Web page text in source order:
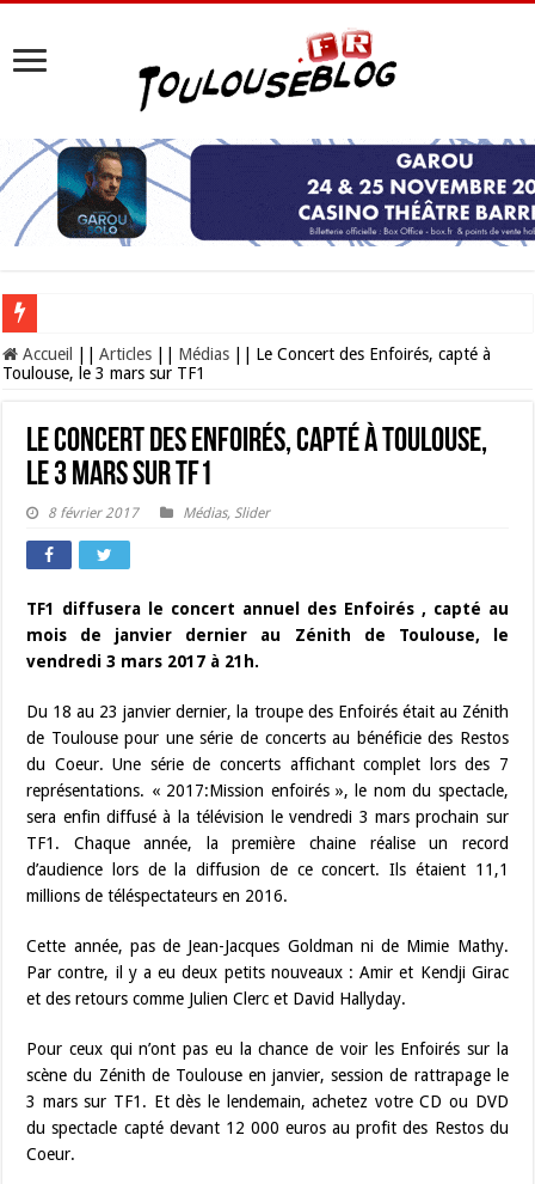
Les Nocturnes de la Cité de l’espace 2026 : l’événement incontournable de
Accueil Articles Médias
Le Concert des Enfoirés, capté à
Toulouse, le 3 mars sur TF1
Le Concert des Enfoirés, capté à Toulouse,
le 3 mars sur TF1
8 février 2017 Médias, Slider
TF1 diffusera le concert annuel des Enfoirés , capté au
mois de janvier dernier au Zénith de Toulouse, le
vendredi 3 mars 2017 à 21h.
Du 18 au 23 janvier dernier, la troupe des Enfoirés était au Zénith
de Toulouse pour une série de concerts au bénéficie des Restos
du Coeur. Une série de concerts affichant complet lors des 7
représentations. « 2017:Mission enfoirés », le nom du spectacle,
sera enfin diffusé à la télévision le vendredi 3 mars prochain sur
TF1. Chaque année, la première chaine réalise un record
d’audience lors de la diffusion de ce concert. Ils étaient 11,1
millions de téléspectateurs en 2016.
Cette année, pas de Jean-Jacques Goldman ni de Mimie Mathy.
Par contre, il y a eu deux petits nouveaux : Amir et Kendji Girac
et des retours comme Julien Clerc et David Hallyday.
Pour ceux qui n’ont pas eu la chance de voir les Enfoirés sur la
scène du Zénith de Toulouse en janvier, session de rattrapage le
3 mars sur TF1. Et dès le lendemain, achetez votre CD ou DVD
du spectacle capté devant 12 000 euros au profit des Restos du
Coeur.